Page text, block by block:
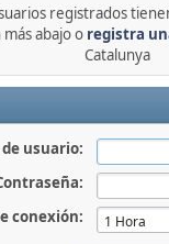
registrados
abajo o registra
Catalunya
usuario:
conexión: